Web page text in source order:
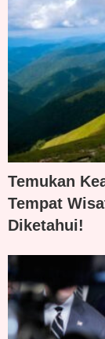
Temukan
Tempat
Diketahui!